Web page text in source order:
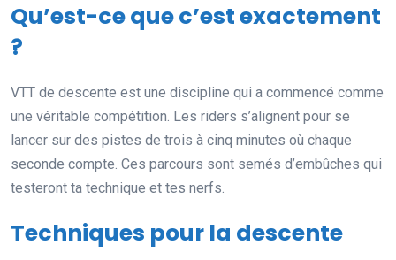
Qu’est-ce que c’est exactement
?
VTT de descente est une discipline qui a commencé comme
une véritable compétition. Les riders s’alignent pour se
lancer sur des pistes de trois à cinq minutes où chaque
seconde compte. Ces parcours sont semés d’embûches qui
testeront ta technique et tes nerfs.
Techniques pour la descente